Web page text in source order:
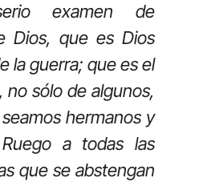
examen de
Dios, que es Dios
la guerra; que es el
no sólo de algunos,
hermanos y
a todas las
que se abstengan